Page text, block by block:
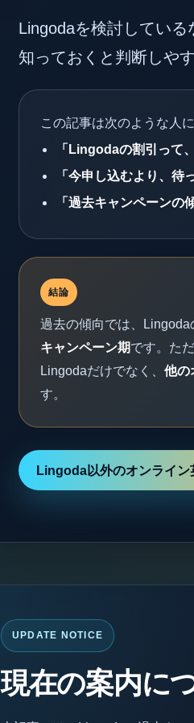
Lingodaを検討している
知っておくと判断しや
この記事は次のような人
「Lingodaの割引って
「今申し込むより、待
「過去キャンペーンの
結論
過去の傾向では、Lingoda
キャンペーン期です。た
Lingodaだけでなく、 他の
す。
Lingoda以外のオンライ
UPDATE NOTICE
現在の案内に